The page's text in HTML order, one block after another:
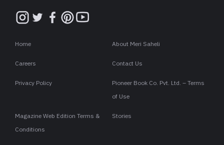
Home About Meri Saheli
Careers Contact Us
Privacy Policy
Pioneer Book Co. Pvt. Ltd. – Terms
of Use
Magazine Web Edition Terms &
Conditions
Stories